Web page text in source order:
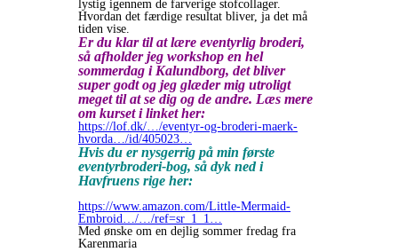
lystig igennem de farverige stofcollager.
Hvordan det færdige resultat bliver, ja det må
tiden vise.
Er du klar til at lære eventyrlig broderi,
så afholder jeg workshop en hel
sommerdag i Kalundborg, det bliver
super godt og jeg glæder mig utroligt
meget til at se dig og de andre. Læs mere
om kurset i linket her:
https://lof.dk/…/eventyr-og-broderi-maerk-
hvorda…/id/405023…
Hvis du er nysgerrig på min første
eventyrbroderi-bog, så dyk ned i
Havfruens rige her:
https://www.amazon.com/Little-Mermaid-
Embroid…/…/ref=sr_1_1…
Med ønske om en dejlig sommer fredag fra
Karenmaria